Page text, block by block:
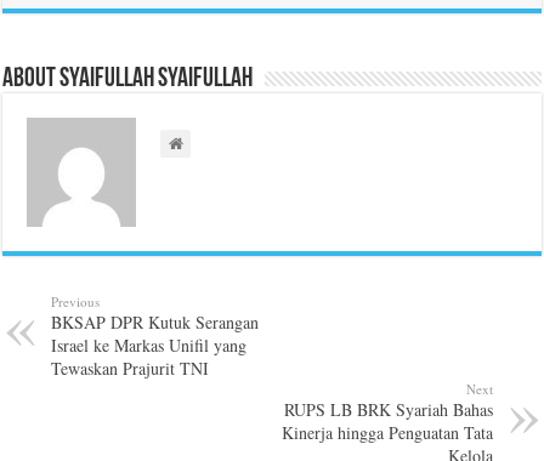
About Syaifullah Syaifullah
Previous
BKSAP DPR Kutuk Serangan
Israel ke Markas Unifil yang
Tewaskan Prajurit TNI
Next
RUPS LB BRK Syariah Bahas
Kinerja hingga Penguatan Tata
Kelola